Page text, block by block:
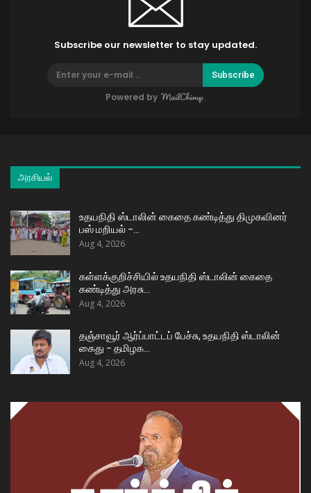
Subscribe our newsletter to stay updated.
Subscribe
Powered by
அரசியல்
உதயநிதி ஸ்டாலின் கைதை கண்டித்து திமுகவினர்
பஸ் மறியல் –…
Aug 4, 2026
கள்ளக்குறிச்சியில் உதயநிதி ஸ்டாலின் கைதை
கண்டித்து அரசு…
Aug 4, 2026
தஞ்சாவூர் ஆர்ப்பாட்டப் பேச்சு, உதயநிதி ஸ்டாலின்
கைது – தமிழக…
Aug 4, 2026